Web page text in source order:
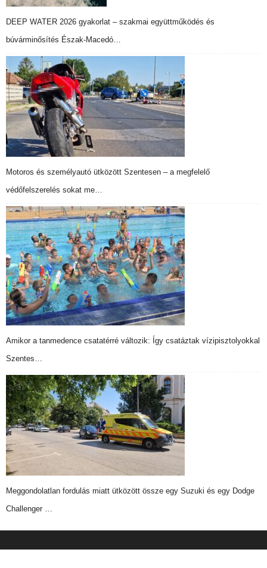
DEEP WATER 2026 gyakorlat – szakmai együttműködés és
búvárminősítés Észak-Macedó…
Motoros és személyautó ütközött Szentesen – a megfelelő
védőfelszerelés sokat me…
Amikor a tanmedence csatatérré változik: Így csatáztak vízipisztolyokkal
Szentes…
Meggondolatlan fordulás miatt ütközött össze egy Suzuki és egy Dodge
Challenger …